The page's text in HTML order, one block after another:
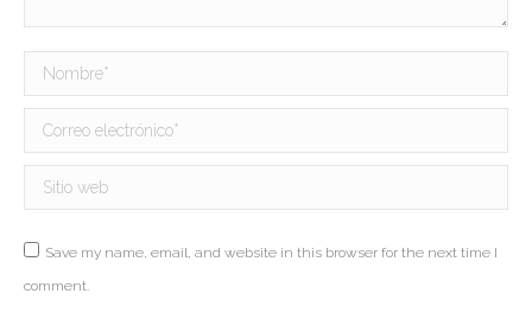
Nombre *
Correo electrónico *
Sitio web
Save my name, email, and website in this browser for the next time I
comment.